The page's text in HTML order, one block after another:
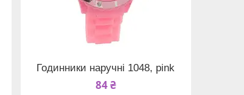
Годинники наручні 1048, pink
84 ₴